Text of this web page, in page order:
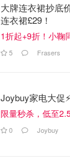
大牌连衣裙抄底
连衣裙£29！
1折起+9折！小鞠
5 Frasers
Joybuy家电大促
限量秒杀，低至
0 Joybuy